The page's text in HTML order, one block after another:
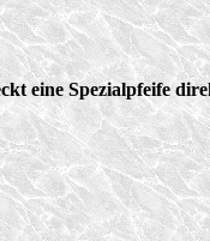
eine Spezialpfeife